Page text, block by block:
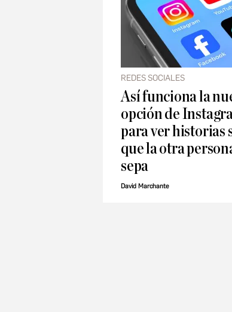
REDES SOCIALES
Así funciona la
opción de
para ver historias
que la otra
sepa
David Marchante